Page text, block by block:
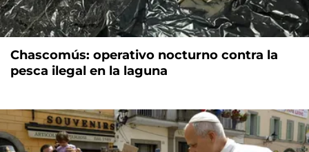
Chascomús: operativo nocturno contra la
pesca ilegal en la laguna